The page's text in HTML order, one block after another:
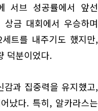
서브 성공률에서 앞선
금 대회에서 우승하며
트를 내주기도 했지만,
덕분이었다.
과 집중력을 유지했고,
났다. 특히, 알카라스는